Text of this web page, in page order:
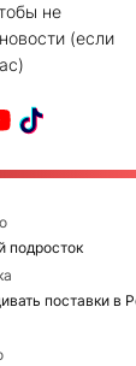
не
(если
подросток
поставки в